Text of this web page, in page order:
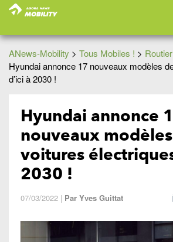
ANews-Mobility > Tous Mobiles ! > Routier
Hyundai annonce 17 nouveaux modèles
d’ici à 2030 !
Hyundai annonce
nouveaux
voitures
2030 !
07/03/2022 | Par Yves Guittat